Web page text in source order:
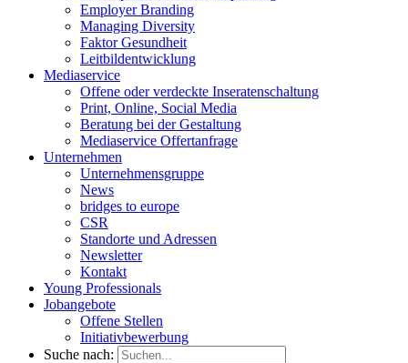
Employer Branding
Managing Diversity
Faktor Gesundheit
Leitbildentwicklung
Mediaservice
Offene oder verdeckte Inseratenschaltung
Print, Online, Social Media
Beratung bei der Gestaltung
Mediaservice Offertanfrage
Unternehmen
Unternehmensgruppe
News
bridges to europe
CSR
Standorte und Adressen
Newsletter
Kontakt
Young Professionals
Jobangebote
Offene Stellen
Initiativbewerbung
Suche nach: